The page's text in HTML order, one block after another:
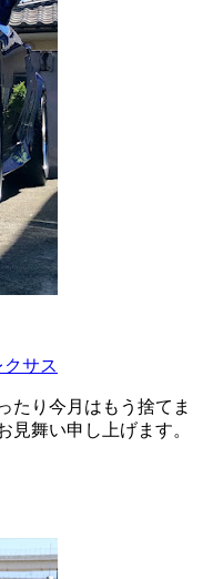
クサス
たり今月はもう捨てま
見舞い申し上げます。